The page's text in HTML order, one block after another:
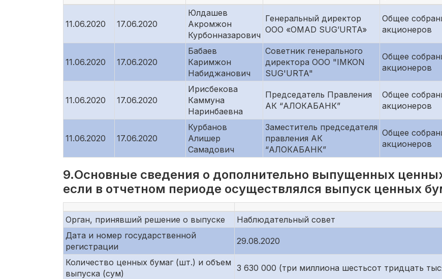
11.06.2020 17.06.2020
Юлдашев
Акромжон
Курбонназарович
Генеральный директор
ООО «OMAD SUG’URTA»
Общее
акционеров
11.06.2020 17.06.2020
Бабаев
Каримжон
Набиджанович
Советник генерального
директора ООО "IMKON
SUG'URTA"
Общее
акционеров
11.06.2020 17.06.2020
Ирисбекова
Каммуна
Наринбаевна
Председатель Правления
АК “АЛОКАБАНК”
Общее
акционеров
11.06.2020 17.06.2020
Курбанов
Алишер
Самадович
Заместитель председателя
правления АК
“АЛОКАБАНК”
Общее
акционеров
9.Основные сведения о дополнительно выпущенных
если в отчетном периоде осуществлялся выпуск ценных
Орган, принявший решение о выпуске
Наблюдательный совет
Дата и номер государственной
регистрации
29.08.2020
Количество ценных бумаг (шт.) и объем
выпуска (сум)
3 630 000 (три миллиона шестьсот тридцать